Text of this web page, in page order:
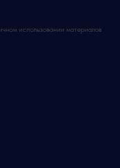
использовании материалов